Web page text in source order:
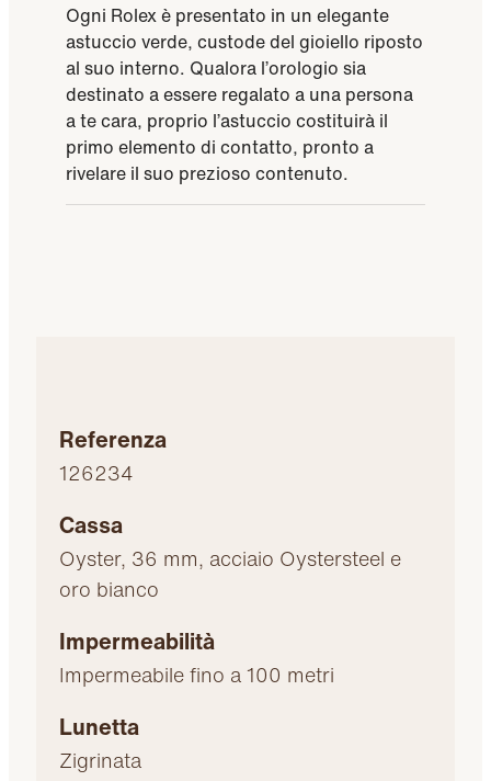
Ogni Rolex è presentato in un elegante
astuccio verde, custode del gioiello riposto
al suo interno. Qualora l’orologio sia
destinato a essere regalato a una persona
a te cara, proprio l’astuccio costituirà il
primo elemento di contatto, pronto a
rivelare il suo prezioso contenuto.
Referenza
126234
Cassa
Oyster, 36 mm, acciaio Oystersteel e
oro bianco
Impermeabilità
Impermeabile fino a 100 metri
Lunetta
Zigrinata